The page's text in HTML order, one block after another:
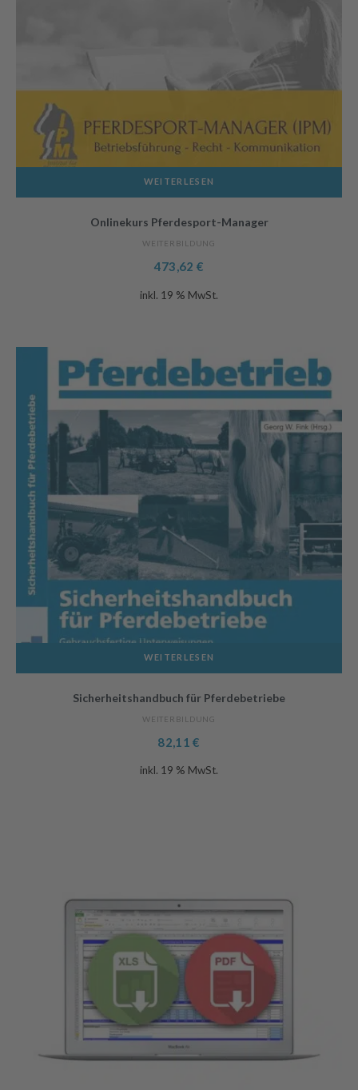
WEITERLESEN
Onlinekurs Pferdesport-Manager
WEITERBILDUNG
473,62 €
inkl. 19 % MwSt.
WEITERLESEN
Sicherheitshandbuch für Pferdebetriebe
WEITERBILDUNG
82,11€
inkl. 19 % MwSt.